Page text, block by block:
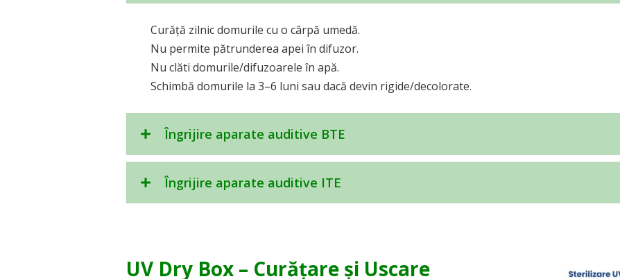
Curăță zilnic domurile cu o cârpă umedă.
Nu permite pătrunderea apei în difuzor.
Nu clăti domurile/difuzoarele în apă.
Schimbă domurile la 3–6 luni sau dacă devin rigide/decolorate.
Îngrijire aparate auditive BTE
Îngrijire aparate auditive ITE
UV Dry Box – Curățare și Uscare